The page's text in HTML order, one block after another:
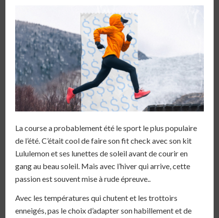
La course a probablement été le sport le plus populaire
de l’été. C’était cool de faire son fit check avec son kit
Lululemon et ses lunettes de soleil avant de courir en
gang au beau soleil. Mais avec l’hiver qui arrive, cette
passion est souvent mise à rude épreuve..
Avec les températures qui chutent et les trottoirs
enneigés, pas le choix d’adapter son habillement et de